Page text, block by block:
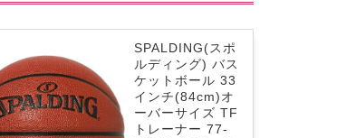
SPALDING(スポ
ルディング) バス
ケットボール 33
インチ(84cm)オ
ーバーサイズ TF
トレーナー 77-